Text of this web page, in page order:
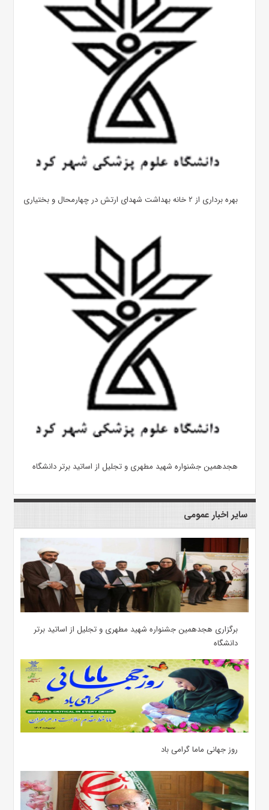
بهره ‌برداری از ۲ خانه بهداشت شهدای ارتش در چهارمحال و بختیاری
هجدهمین جشنواره شهید مطهری و تجلیل از اساتید برتر دانشگاه
سایر اخبار عمومی
برگزاری هجدهمین جشنواره شهید مطهری و تجلیل از اساتید برتر
دانشگاه
روز جهانی ماما گرامی باد